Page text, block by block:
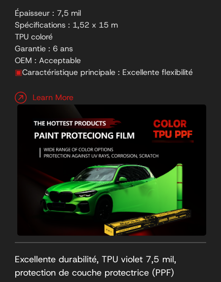
Épaisseur : 7,5 mil
Spécifications : 1,52 x 15 m
TPU coloré
Garantie : 6 ans
OEM : Acceptable
▣Caractéristique principale : Excellente flexibilité
Learn More
Excellente durabilité, TPU violet 7,5 mil,
protection de couche protectrice (PPF)